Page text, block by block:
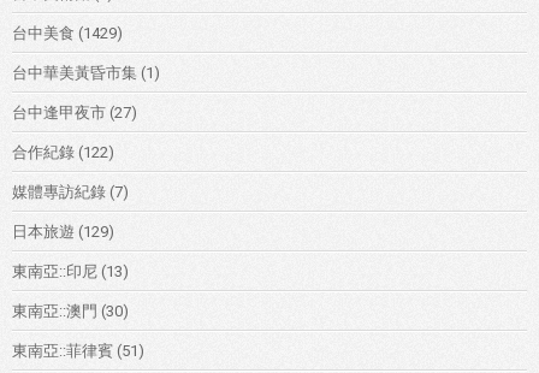
台中美食 (1429)
台中華美黃昏市集 (1)
台中逢甲夜市 (27)
合作紀錄 (122)
媒體專訪紀錄 (7)
日本旅遊 (129)
東南亞::印尼 (13)
東南亞::澳門 (30)
東南亞::菲律賓 (51)